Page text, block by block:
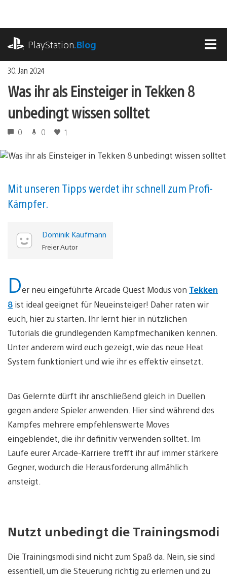
springen
PlayStation.Blog
30. Jan 2024
Was ihr als Einsteiger in Tekken 8
unbedingt wissen solltet
0 0 1
Mit unseren Tipps werdet ihr schnell zum Profi-
Kämpfer.
Dominik Kaufmann
Freier Autor
Der neu eingeführte Arcade Quest Modus von Tekken
8 ist ideal geeignet für Neueinsteiger! Daher raten wir
euch, hier zu starten. Ihr lernt hier in nützlichen
Tutorials die grundlegenden Kampfmechaniken kennen.
Unter anderem wird euch gezeigt, wie das neue Heat
System funktioniert und wie ihr es effektiv einsetzt.
Das Gelernte dürft ihr anschließend gleich in Duellen
gegen andere Spieler anwenden. Hier sind während des
Kampfes mehrere empfehlenswerte Moves
eingeblendet, die ihr definitiv verwenden solltet. Im
Laufe eurer Arcade-Karriere trefft ihr auf immer stärkere
Gegner, wodurch die Herausforderung allmählich
ansteigt.
Nutzt unbedingt die Trainingsmodi
Die Trainingsmodi sind nicht zum Spaß da. Nein, sie sind
essentiell, um die Steuerung richtig zu erlernen und zu